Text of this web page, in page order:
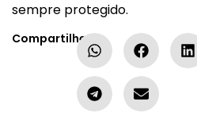
sempre protegido.
Compartilhe: